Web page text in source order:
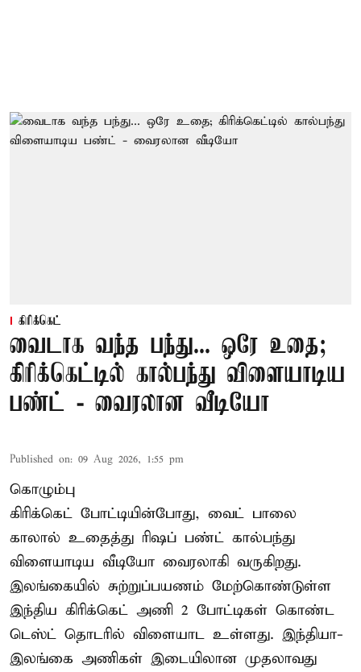
கிரிக்கெட்
வைடாக வந்த பந்து... ஒரே உதை;
கிரிக்கெட்டில் கால்பந்து விளையாடிய
பண்ட் - வைரலான வீடியோ
Published on: 09 Aug 2026, 1:55 pm
கொழும்பு
கிரிக்கெட் போட்டியின்போது, வைட் பாலை
காலால் உதைத்து ரிஷப் பண்ட் கால்பந்து
விளையாடிய வீடியோ வைரலாகி வருகிறது.
இலங்கையில் சுற்றுப்பயணம் மேற்கொண்டுள்ள
இந்திய கிரிக்கெட் அணி 2 போட்டிகள் கொண்ட
டெஸ்ட் தொடரில் விளையாட உள்ளது. இந்தியா-
இலங்கை அணிகள் இடையிலான முதலாவது